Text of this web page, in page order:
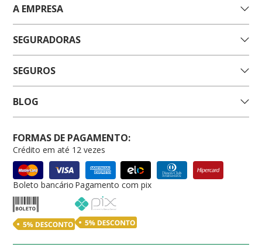
A EMPRESA
SEGURADORAS
SEGUROS
BLOG
FORMAS DE PAGAMENTO:
Crédito em até 12 vezes
Boleto bancário Pagamento com pix